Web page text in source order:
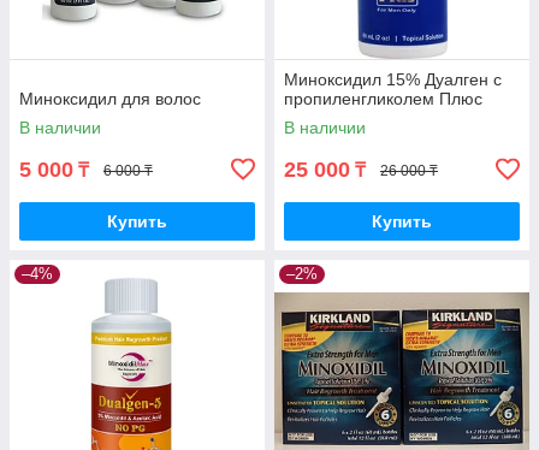
Миноксидил для волос
В наличии
5 000 ₸ 6 000 ₸
Купить
Миноксидил 15% Дуалген с
пропиленгликолем Плюс
В наличии
25 000 ₸ 26 000 ₸
Купить
–4% –2%